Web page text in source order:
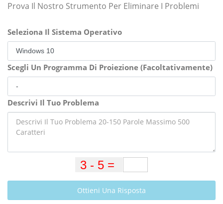
Prova Il Nostro Strumento Per Eliminare I Problemi
Seleziona Il Sistema Operativo
Scegli Un Programma Di Proiezione (Facoltativamente)
Descrivi Il Tuo Problema
Ottieni Una Risposta